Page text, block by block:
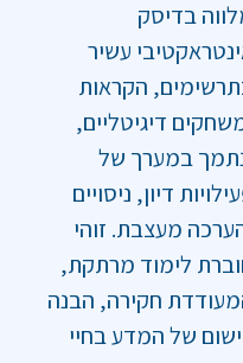
בדיסק
עשיר
הקראות
דיגיטליים,
במערך של
דיון, ניסויים
מעצבת. זוהי
לימוד מרתקת,
חקירה, הבנה
של המדע בחיי